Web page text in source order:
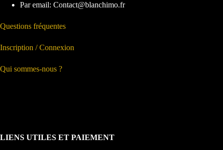
Par email: Contact@blanchimo.fr
Questions fréquentes
Inscription / Connexion
Qui sommes-nous ?
LIENS UTILES ET PAIEMENT